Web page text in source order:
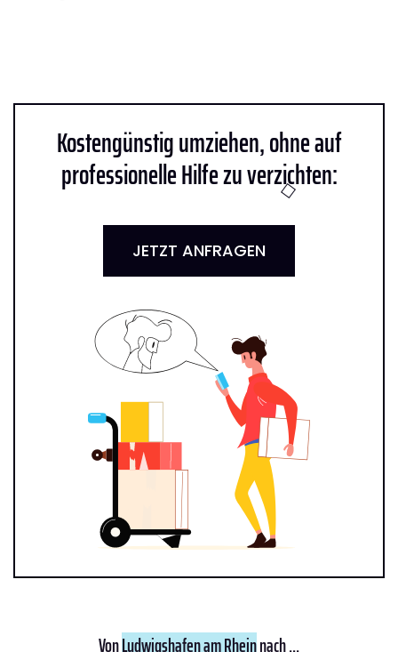
Kostengünstig umziehen, ohne auf
professionelle Hilfe zu verzichten:
JETZT ANFRAGEN
VonLudwigshafen am Rheinnach ...